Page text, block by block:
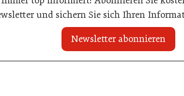
und sichern Sie sich Ihren
Newsletter abonnieren
kaum